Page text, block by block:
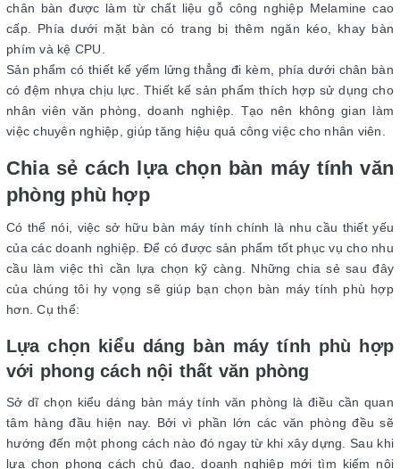
chân bàn được làm từ chất liệu gỗ công nghiệp Melamine cao
cấp. Phía dưới mặt bàn có trang bị thêm ngăn kéo, khay bàn
phím và kệ CPU.
Sản phẩm có thiết kế yếm lửng thẳng đi kèm, phía dưới chân bàn
có đệm nhựa chịu lực. Thiết kế sản phẩm thích hợp sử dụng cho
nhân viên văn phòng, doanh nghiệp. Tạo nên không gian làm
việc chuyên nghiệp, giúp tăng hiệu quả công việc cho nhân viên.
Chia sẻ cách lựa chọn bàn máy tính văn
phòng phù hợp
Có thể nói, việc sở hữu bàn máy tính chính là nhu cầu thiết yếu
của các doanh nghiệp. Để có được sản phẩm tốt phục vụ cho nhu
cầu làm việc thì cần lựa chọn kỹ càng. Những chia sẻ sau đây
của chúng tôi hy vọng sẽ giúp bạn chọn bàn máy tính phù hợp
hơn. Cụ thể:
Lựa chọn kiểu dáng bàn máy tính phù hợp
với phong cách nội thất văn phòng
Sở dĩ chọn kiểu dáng bàn máy tính văn phòng là điều cần quan
tâm hàng đầu hiện nay. Bởi vì phần lớn các văn phòng đều sẽ
hướng đến một phong cách nào đó ngay từ khi xây dựng. Sau khi
lựa chọn phong cách chủ đạo, doanh nghiệp mới tìm kiếm nội